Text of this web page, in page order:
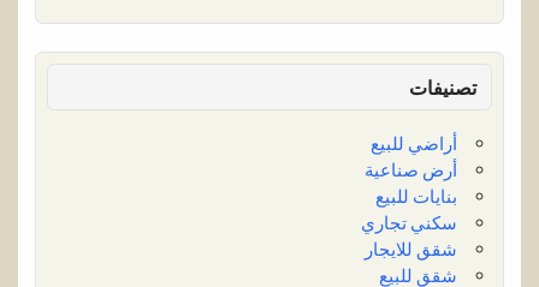
تصنيفات
أراضي للبيع
أرض صناعية
بنايات للبيع
سكني تجاري
شقق للايجار
شقق للبيع